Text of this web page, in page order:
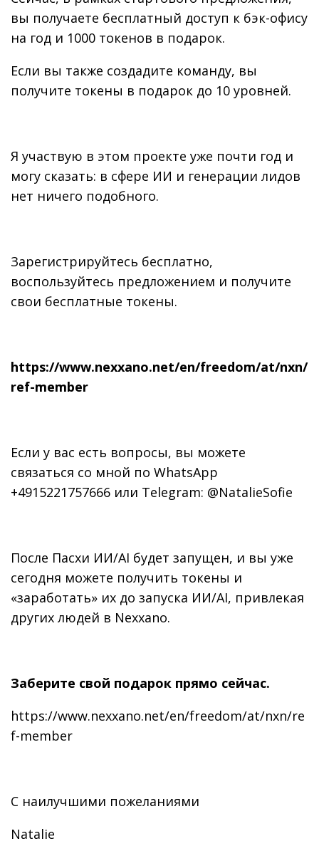
вы получаете бесплатный доступ к бэк-офису
на год и 1000 токенов в подарок.
Если вы также создадите команду, вы
получите токены в подарок до 10 уровней.
Я участвую в этом проекте уже почти год и
могу сказать: в сфере ИИ и генерации лидов
нет ничего подобного.
Зарегистрируйтесь бесплатно,
воспользуйтесь предложением и получите
свои бесплатные токены.
https://www.nexxano.net/en/freedom/at/nxn/
ref-member
Если у вас есть вопросы, вы можете
связаться со мной по WhatsApp
+4915221757666 или Telegram: @NatalieSofie
После Пасхи ИИ/AI будет запущен, и вы уже
сегодня можете получить токены и
«заработать» их до запуска ИИ/AI, привлекая
других людей в Nexxano.
Заберите свой подарок прямо сейчас.
https://www.nexxano.net/en/freedom/at/nxn/re
f-member
С наилучшими пожеланиями
Natalie